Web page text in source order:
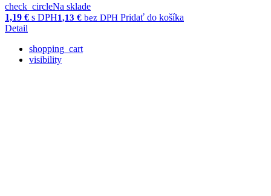
check_circleNa sklade
1,19 € s DPH1,13 € bez DPH Pridať do košíka
Detail
shopping_cart
visibility